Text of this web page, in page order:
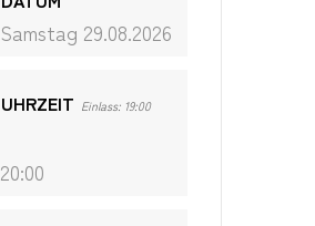
Samstag 29.08.2026
UHRZEIT Einlass: 19:00
20:00